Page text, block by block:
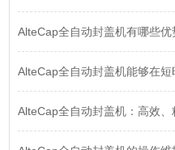
AlteCap全自动封盖机有哪些优
AlteCap全自动封盖机能够在
AlteCap全自动封盖机：高效